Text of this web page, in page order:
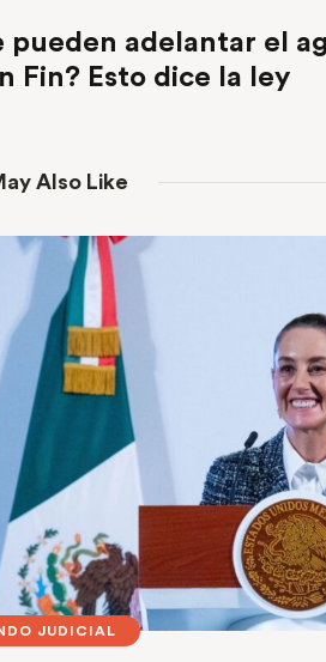
pueden adelantar el
Fin? Esto dice la ley
Also Like
JUDICIAL